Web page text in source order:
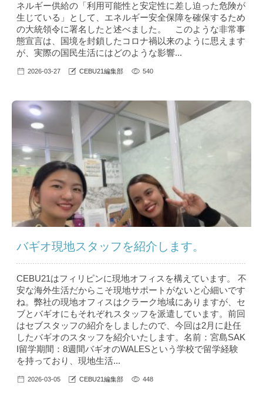
ネルギー供給の「利用可能性と安定性に差し迫った危険が
生じている」として、エネルギー安全保障を確保するため
の大統領令に署名したと述べました。 このような非常事
態宣言は、国境を封鎖したコロナ禍以来のように思えます
が、実際の国民生活にはどのような影響...
2026-03-27 CEBU21編集部 540
バギオ現地スタッフを紹介します。
CEBU21はフィリピンに現地オフィスを構えています。 不
安な海外生活だからこそ現地サポートがないと心細いです
ね。弊社の現地オフィスはクラーク地域にありますが、セ
ブとバギオにもそれぞれスタッフを派遣しています。前回
はセブスタッフの紹介をしましたので、今回は2月に赴任
したバギオのスタッフを紹介いたします。名前：宮島SAK
I留学期間：8週間バギオのWALESという学校で留学経験
を持っており、現地生活...
2026-03-05 CEBU21編集部 448